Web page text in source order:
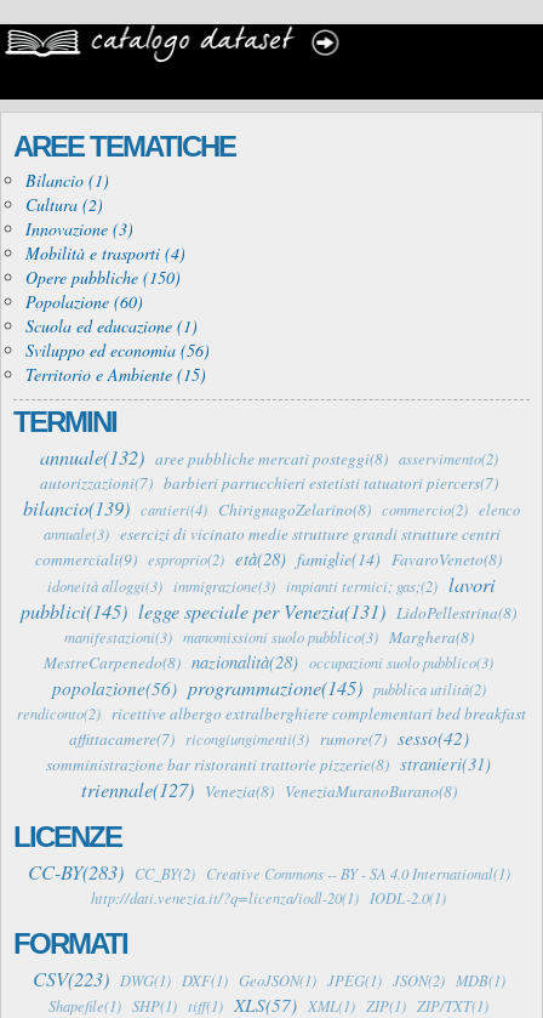
AREE TEMATICHE
Bilancio (1)
Cultura (2)
Innovazione (3)
Mobilità e trasporti (4)
Opere pubbliche (150)
Popolazione (60)
Scuola ed educazione (1)
Sviluppo ed economia (56)
Territorio e Ambiente (15)
TERMINI
annuale(132) aree pubbliche mercati posteggi(8) asservimento(2)
autorizzazioni(7) barbieri parrucchieri estetisti tatuatori piercers(7)
bilancio(139) cantieri(4) ChirignagoZelarino(8) commercio(2) elenco
annuale(3) esercizi di vicinato medie strutture grandi strutture centri
commerciali(9) esproprio(2) età(28) famiglie(14) FavaroVeneto(8)
idoneità alloggi(3) immigrazione(3) impianti termici; gas;(2) lavori
pubblici(145) legge speciale per Venezia(131) LidoPellestrina(8)
manifestazioni(3) manomissioni suolo pubblico(3) Marghera(8)
MestreCarpenedo(8) nazionalità(28) occupazioni suolo pubblico(3)
popolazione(56) programmazione(145) pubblica utilità(2)
rendiconto(2) ricettive albergo extralberghiere complementari bed breakfast
affittacamere(7)
ricongiungimenti(3) rumore(7) sesso(42)
somministrazione bar ristoranti trattorie pizzerie(8) stranieri(31)
triennale(127) Venezia(8) VeneziaMuranoBurano(8)
LICENZE
CC-BY(283) CC_BY(2)
Creative Commons -- BY - SA 4.0 International(1)
http://dati.venezia.it/?q=licenza/iodl-20(1)
IODL-2.0(1)
FORMATI
CSV(223) DWG(1) DXF(1) GeoJSON(1) JPEG(1) JSON(2)
MDB(1)
Shapefile(1) SHP(1) tiff(1) XLS(57) XML(1) ZIP(1) ZIP/TXT(1)